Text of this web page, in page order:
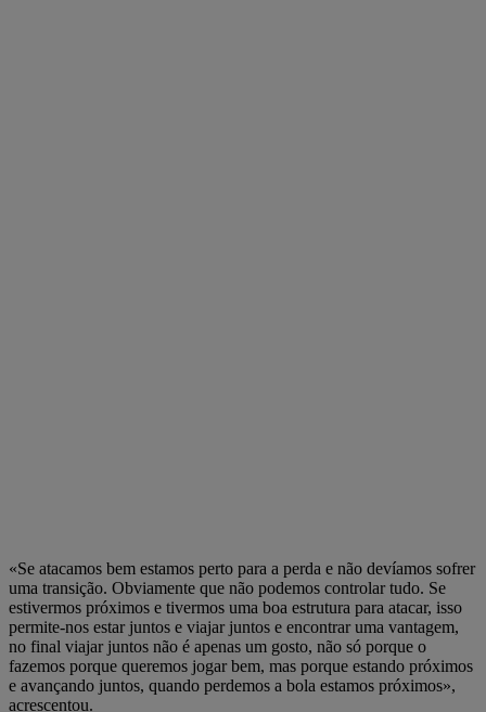
«Se atacamos bem estamos perto para a perda e não devíamos sofrer
uma transição. Obviamente que não podemos controlar tudo. Se
estivermos próximos e tivermos uma boa estrutura para atacar, isso
permite-nos estar juntos e viajar juntos e encontrar uma vantagem,
no final viajar juntos não é apenas um gosto, não só porque o
fazemos porque queremos jogar bem, mas porque estando próximos
e avançando juntos, quando perdemos a bola estamos próximos»,
acrescentou.